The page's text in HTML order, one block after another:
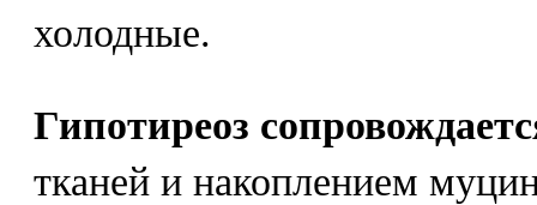
холодные.
Гипотиреоз
тканей и накоплением